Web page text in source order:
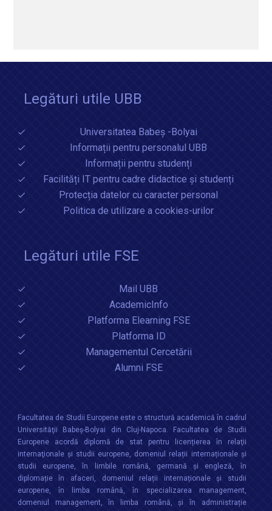
Legături utile UBB
Universitatea Babeș -Bolyai
Informații pentru personalul UBB
Informații pentru studenți
Facilități IT pentru cadre didactice și studenți
Protecția datelor cu caracter personal
Politica de utilizare a cookies-urilor
Legături utile FSE
Mail UBB
AcademicInfo
Platforma Elearning FSE
Platforma ID
Managementul Cercetării
Alumni FSE
Facultatea de Studii Europene este o structură academică în cadrul
Universităţii Babeș-Bolyai din Cluj-Napoca. Facultatea de Studii
Europene acordă diplomă de stat pentru licențierea în relaţii
internaţionale şi studii europene, domeniul relații internaționale şi
studii europene, în limbile română, germană și engleză, în
diplomație în afaceri, domeniul relații internaționale și studii
europene, în limba română, în specializarea management,
domeniul management, în limba română, și în administrație